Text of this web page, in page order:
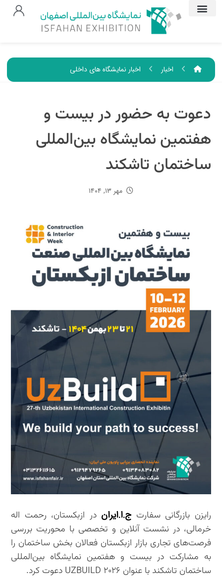
اخبار اخبار نمایشگاه های داخلی
دعوت به حضور در بیست و
هفتمین نمایشگاه بین‌المللی
ساختمان تاشکند
مهر ۱۳, ۱۴۰۴
رایزن بازرگانی سفارت ج.ا.ایران در ازبکستان، رحمت اله
خرمالی، در نشست آنلاین و تخصصی با محوریت بررسی
فرصت‌های تجاری بازار ازبکستان فعالان بخش ساختمان را
به مشارکت در بیست و هفتمین نمایشگاه بین‌المللی
ساختمان تاشکند با عنوان UZBUILD ۲۰۲۶ دعوت کرد.